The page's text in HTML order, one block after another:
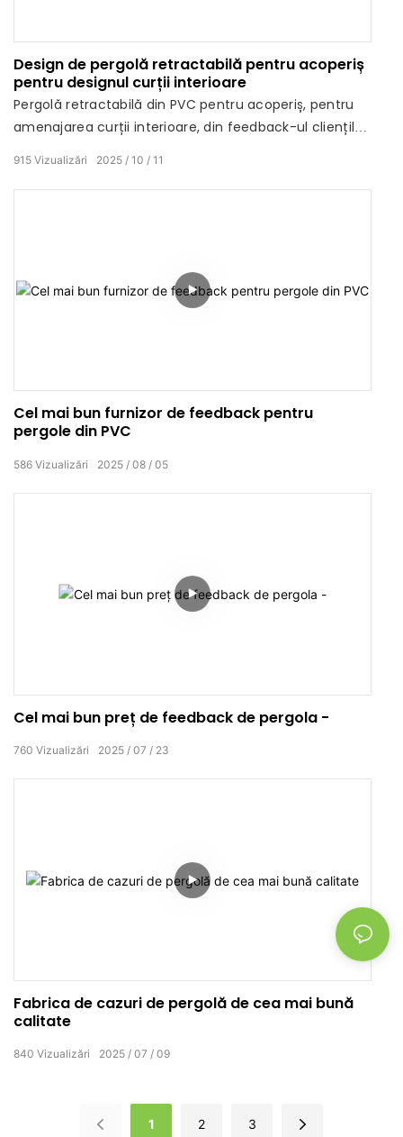
Design de pergolă retractabilă pentru acoperiș
pentru designul curții interioare
Pergolă retractabilă din PVC pentru acoperiș, pentru
amenajarea curții interioare, din feedback-ul clienților
2025 10 11
915 Vizualizări
Cel mai bun furnizor de feedback pentru
pergole din PVC
2025 08 05
586 Vizualizări
Cel mai bun preț de feedback de pergola -
2025 07 23
760 Vizualizări
Fabrica de cazuri de pergolă de cea mai bună
calitate
2025 07 09
840 Vizualizări
1 2 3